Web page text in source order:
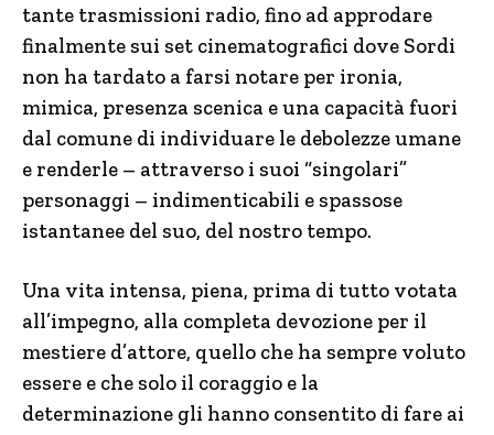
tante trasmissioni radio, fino ad approdare
finalmente sui set cinematografici dove Sordi
non ha tardato a farsi notare per ironia,
mimica, presenza scenica e una capacità fuori
dal comune di individuare le debolezze umane
e renderle – attraverso i suoi “singolari”
personaggi – indimenticabili e spassose
istantanee del suo, del nostro tempo.
Una vita intensa, piena, prima di tutto votata
all’impegno, alla completa devozione per il
mestiere d’attore, quello che ha sempre voluto
essere e che solo il coraggio e la
determinazione gli hanno consentito di fare ai